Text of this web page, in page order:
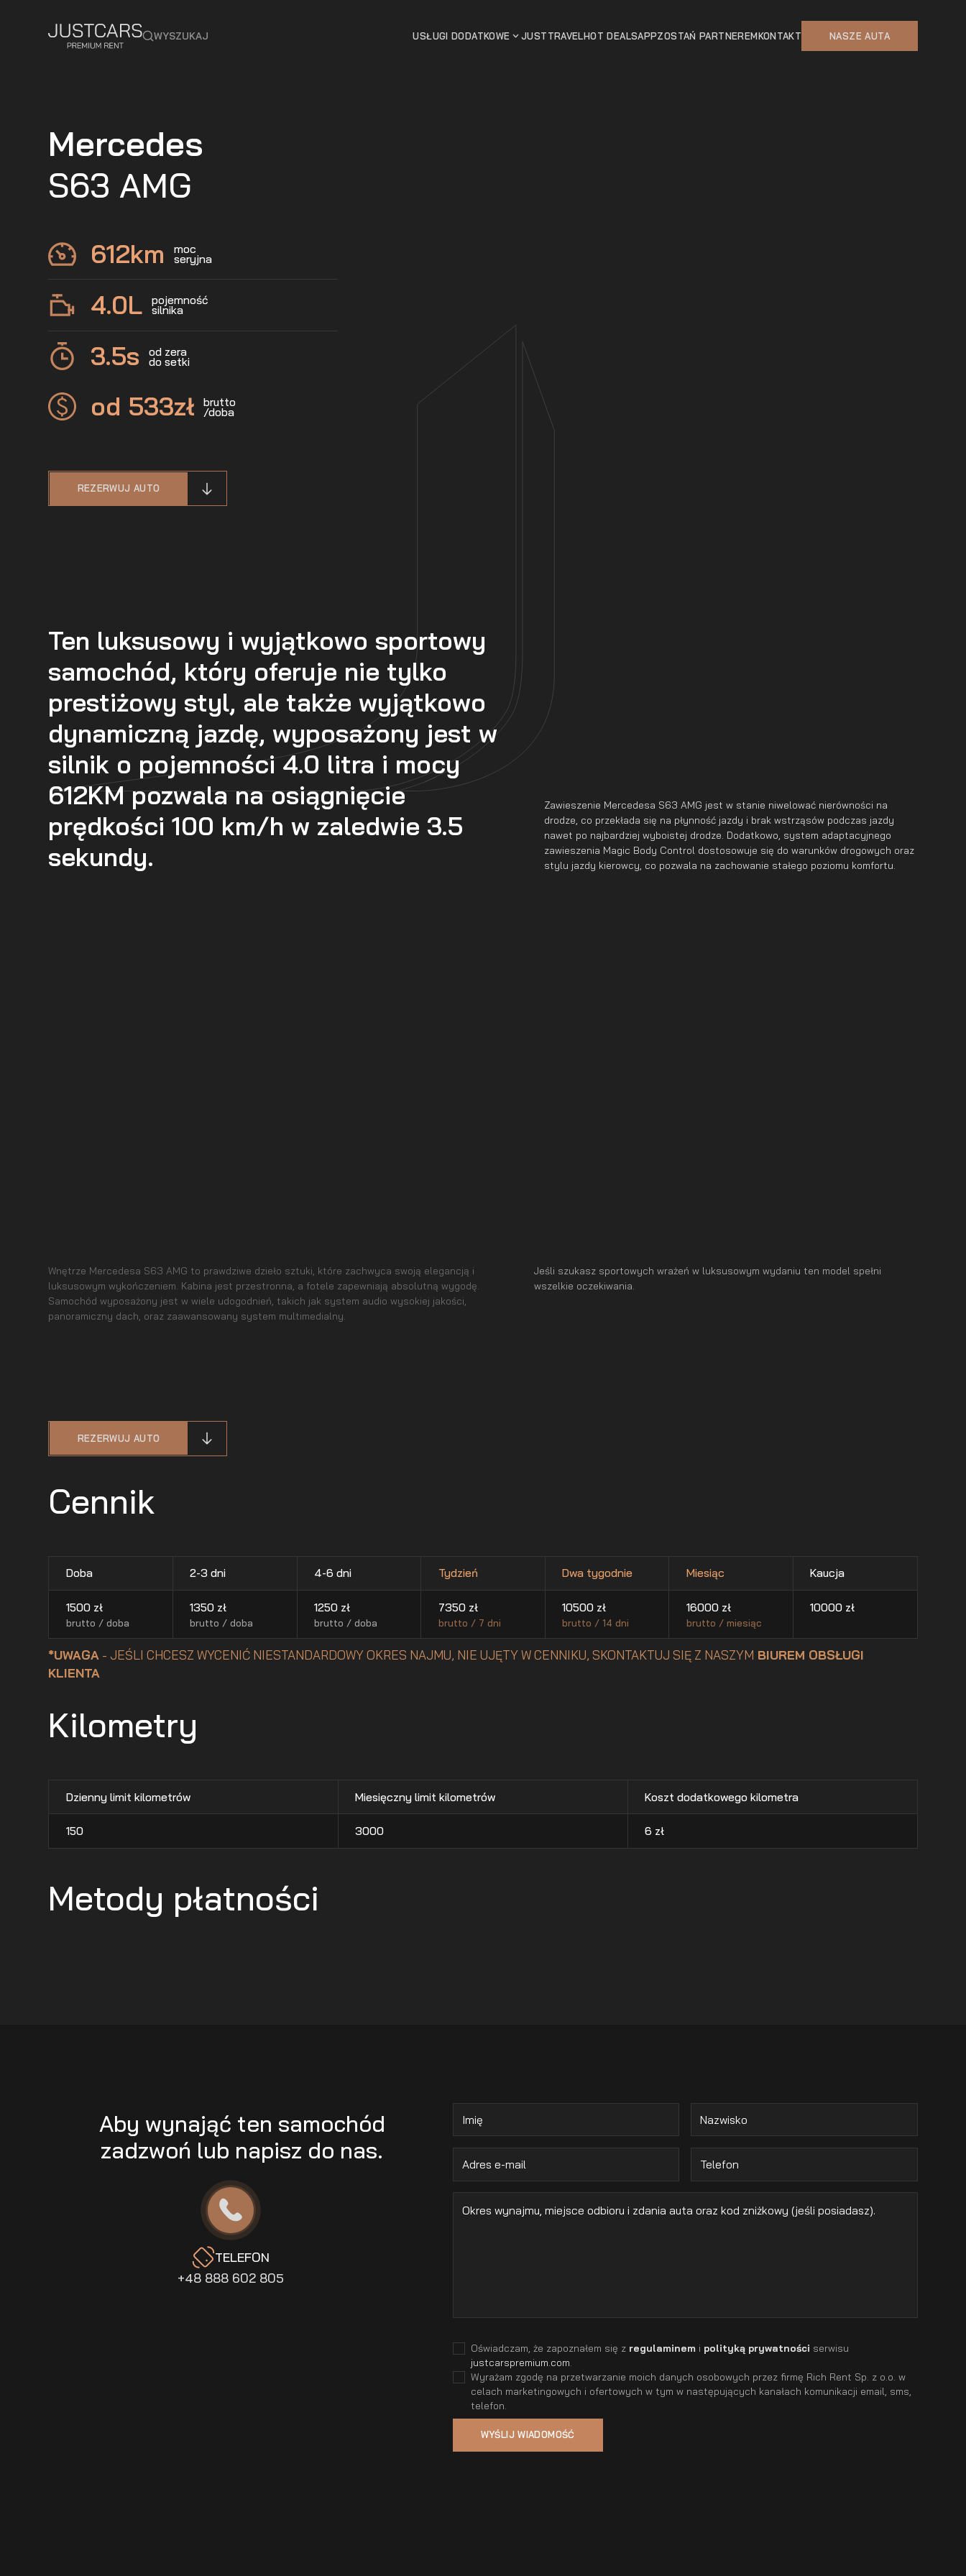
WYSZUKAJ USŁUGI DODATKOWE JUSTTRAVELHOT DEALSAPPZOSTAŃ PARTNEREMKONTAKT NASZE AUTA
Mercedes
S63 AMG
612km moc
seryjna
4.0L pojemność
silnika
3.5s od zera
do setki
od 533zł brutto
/doba
REZERWUJ AUTO
Ten luksusowy i wyjątkowo sportowy
samochód, który oferuje nie tylko
prestiżowy styl, ale także wyjątkowo
dynamiczną jazdę, wyposażony jest w
silnik o pojemności 4.0 litra i mocy
612KM pozwala na osiągnięcie
prędkości 100 km/h w zaledwie 3.5
sekundy.
Zawieszenie Mercedesa S63 AMG jest w stanie niwelować nierówności na
drodze, co przekłada się na płynność jazdy i brak wstrząsów podczas jazdy
nawet po najbardziej wyboistej drodze. Dodatkowo, system adaptacyjnego
zawieszenia Magic Body Control dostosowuje się do warunków drogowych oraz
stylu jazdy kierowcy, co pozwala na zachowanie stałego poziomu komfortu.
Wnętrze Mercedesa S63 AMG to prawdziwe dzieło sztuki, które zachwyca swoją elegancją i
luksusowym wykończeniem. Kabina jest przestronna, a fotele zapewniają absolutną wygodę.
Samochód wyposażony jest w wiele udogodnień, takich jak system audio wysokiej jakości,
panoramiczny dach, oraz zaawansowany system multimedialny.
Jeśli szukasz sportowych wrażeń w luksusowym wydaniu ten model spełni
wszelkie oczekiwania.
REZERWUJ AUTO
Cennik
Doba
1500zł
brutto / doba
2-3 dni
1350 zł
brutto / doba
4-6 dni
1250zł
brutto / doba
Tydzień
7350zł
brutto / 7 dni
Dwa tygodnie
10500 zł
brutto / 14 dni
Miesiąc
16000zł
brutto / miesiąc
Kaucja
10000 zł
*UWAGA - JEŚLI CHCESZ WYCENIĆ NIESTANDARDOWY OKRES NAJMU, NIE UJĘTY W CENNIKU, SKONTAKTUJ SIĘ Z NASZYM BIUREM OBSŁUGI
KLIENTA
Kilometry
Dzienny limit kilometrów
150
Miesięczny limit kilometrów
3000
Koszt dodatkowego kilometra
6 zł
Metody płatności
Aby wynająć ten samochód
zadzwoń lub napisz do nas.
TELEFON
+48 888 602 805
Oświadczam, że zapoznałem się z regulaminem i polityką prywatności serwisu
justcarspremium.com
Wyrażam zgodę na przetwarzanie moich danych osobowych przez firmę Rich Rent Sp. z o.o. w
celach marketingowych i ofertowych w tym w następujących kanałach komunikacji email, sms,
telefon.